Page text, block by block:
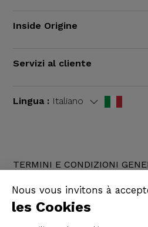
Nous vous invitons à
les Cookies
Inside Origine
Servizi al cliente
Lingua : Italiano
TERMINI E CONDIZIONI